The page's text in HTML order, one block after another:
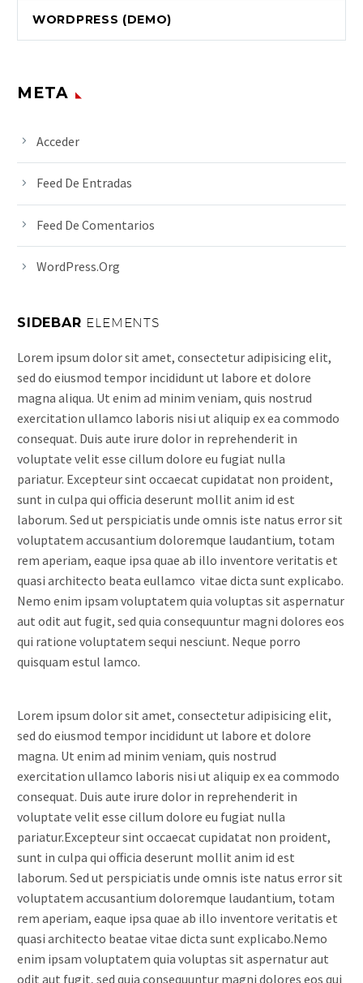
WORDPRESS (DEMO)
META
Acceder
Feed De Entradas
Feed De Comentarios
WordPress.org
SIDEBAR ELEMENTS
Lorem ipsum dolor sit amet, consectetur adipisicing elit,
sed do eiusmod tempor incididunt ut labore et dolore
magna aliqua. Ut enim ad minim veniam, quis nostrud
exercitation ullamco laboris nisi ut aliquip ex ea commodo
consequat. Duis aute irure dolor in reprehenderit in
voluptate velit esse cillum dolore eu fugiat nulla
pariatur. Excepteur sint occaecat cupidatat non proident,
sunt in culpa qui officia deserunt mollit anim id est
laborum. Sed ut perspiciatis unde omnis iste natus error sit
voluptatem accusantium doloremque laudantium, totam
rem aperiam, eaque ipsa quae ab illo inventore veritatis et
quasi architecto beata eullamco vitae dicta sunt explicabo.
Nemo enim ipsam voluptatem quia voluptas sit aspernatur
aut odit aut fugit, sed quia consequuntur magni dolores eos
qui ratione voluptatem sequi nesciunt. Neque porro
quisquam estul lamco.
Lorem ipsum dolor sit amet, consectetur adipisicing elit,
sed do eiusmod tempor incididunt ut labore et dolore
magna. Ut enim ad minim veniam, quis nostrud
exercitation ullamco laboris nisi ut aliquip ex ea commodo
consequat. Duis aute irure dolor in reprehenderit in
voluptate velit esse cillum dolore eu fugiat nulla
pariatur.Excepteur sint occaecat cupidatat non proident,
sunt in culpa qui officia deserunt mollit anim id est
laborum. Sed ut perspiciatis unde omnis iste natus error sit
voluptatem accusantium doloremque laudantium, totam
rem aperiam, eaque ipsa quae ab illo inventore veritatis et
quasi architecto beatae vitae dicta sunt explicabo.Nemo
enim ipsam voluptatem quia voluptas sit aspernatur aut
odit aut fugit, sed quia consequuntur magni dolores eos qui